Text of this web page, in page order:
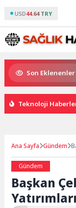
USD44.64 TRY
Son Eklenenler
Sponsorluğunda
Teknoloji
Ana Sayfa Gündem
Gündem
Başkan